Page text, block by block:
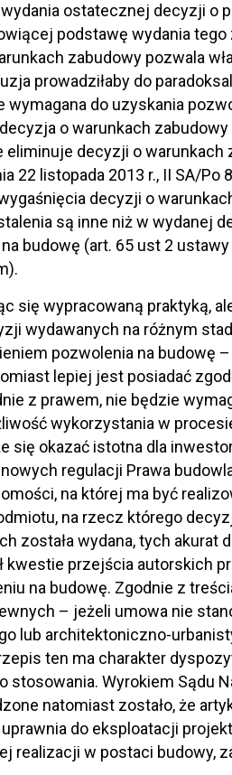
ostatecznej decyzji o
podstawę wydania
zabudowy pozwala
prowadziłaby do
do uzyskania
o warunkach
decyzji o warunkach
22 listopada 2013 r., II SA/Po
decyzji o
są inne niż w wydanej
budowę (art. 65 ust 2
się wypracowaną praktyką,
wydawanych na różnym
pozwolenia na budowę
lepiej jest posiadać
z prawem, nie będzie
wykorzystania w
się okazać istotna dla
regulacji Prawa
na której ma być
na rzecz którego
została wydana, tych akurat
kwestie przejścia autorskich
na budowę. Zgodnie z
– jeżeli umowa nie
lub architektoniczno-
ten ma charakter
Wyrokiem Sądu
natomiast zostało, że
do eksploatacji
realizacji w postaci budowy,